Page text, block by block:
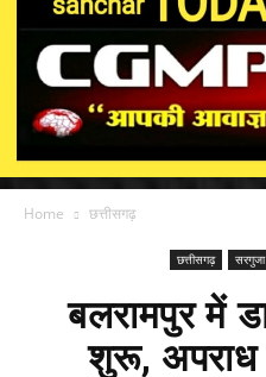
Home छत्तीसगढ़
छत्तीसगढ़
बलरामपुर में
शुरू,